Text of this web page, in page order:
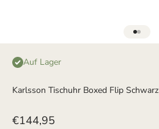
Auf Lager
Karlsson Tischuhr Boxed Flip Schwarz
Angebot
€144,95